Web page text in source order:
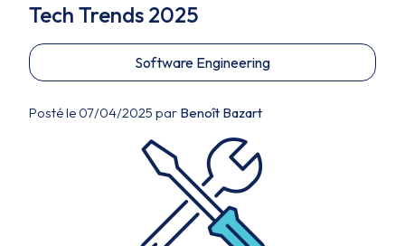
Tech Trends 2025
Software Engineering
Posté le 07/04/2025 par Benoît Bazart